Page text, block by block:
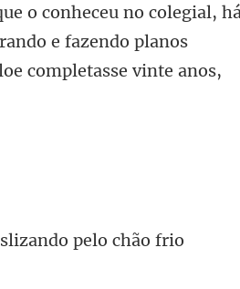
e fazendo planos
pelo chão frio